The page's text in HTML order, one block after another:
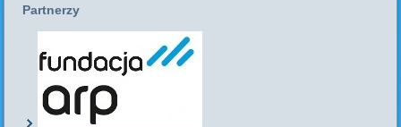
Partnerzy